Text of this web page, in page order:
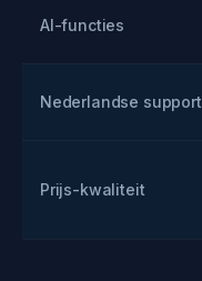
AI-functies
Nederlandse support
Prijs-kwaliteit